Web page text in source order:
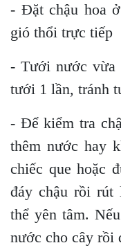
- Đặt chậu hoa
gió thổi trực tiếp
- Tưới nước vừa
tưới 1 lần, tránh
- Để kiểm tra
thêm nước hay
chiếc que hoặc
đáy chậu rồi rút
thể yên tâm.
nước cho cây rồi